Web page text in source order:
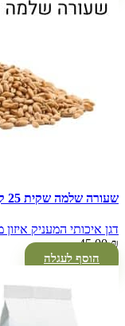
שעורה שלמה שקית 25 ק"ג
דגן איכותי המעניק
45.00₪
הוסף לעגלה